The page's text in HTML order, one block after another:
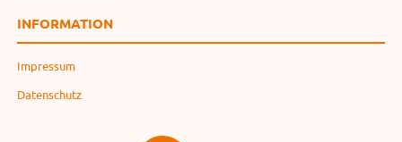
INFORMATION
Impressum
Datenschutz